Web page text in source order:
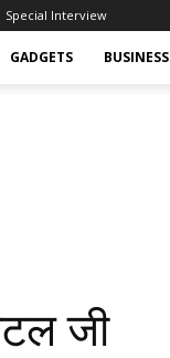
Special Interview
GADGETS BUSINESS
जी